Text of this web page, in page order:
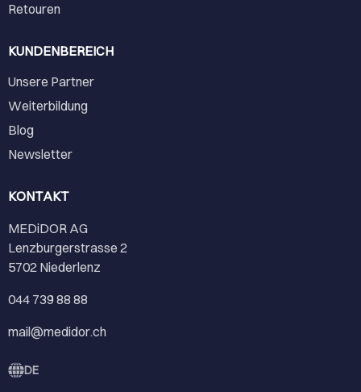
Retouren
KUNDENBEREICH
Unsere Partner
Weiterbildung
Blog
Newsletter
KONTAKT
MEDiDOR AG
Lenzburgerstrasse 2
5702 Niederlenz
044 739 88 88
mail@medidor.ch
DE